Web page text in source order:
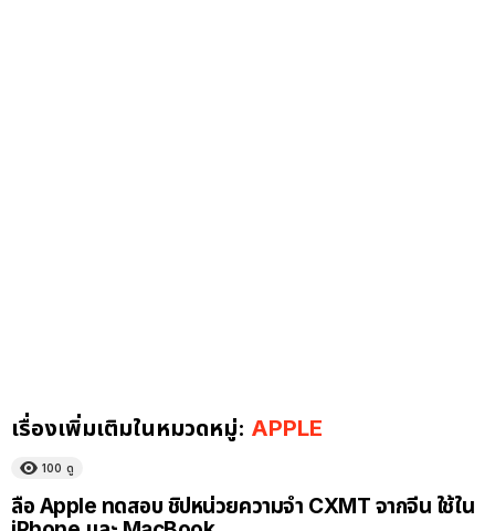
เรื่องเพิ่มเติมในหมวดหมู่: APPLE
100 ดู
ลือ Apple ทดสอบ ชิปหน่วยความจำ CXMT จากจีน ใช้ใน